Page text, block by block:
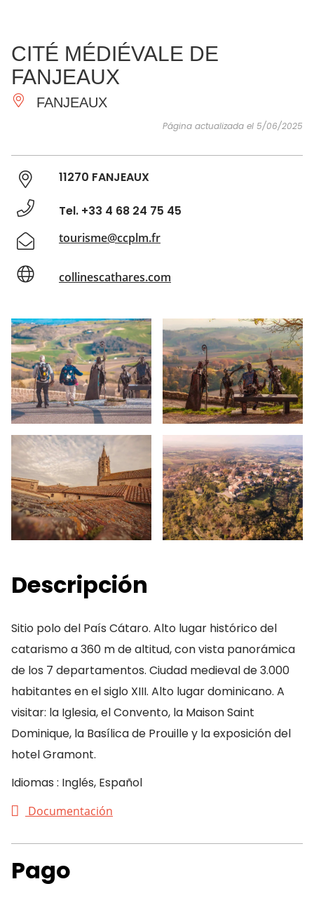
IMPRESCINDIBLES
HACER
INSPIRACIONES
CITÉ MÉDIÉVALE DE
FANJEAUX
FANJEAUX
Página actualizada el 5/06/2025
11270 FANJEAUX
Tel. +33 4 68 24 75 45
tourisme@ccplm.fr
collinescathares.com
Descripción
Sitio polo del País Cátaro. Alto lugar histórico del
catarismo a 360 m de altitud, con vista panorámica
de los 7 departamentos. Ciudad medieval de 3.000
habitantes en el siglo XIII. Alto lugar dominicano. A
visitar: la Iglesia, el Convento, la Maison Saint
Dominique, la Basílica de Prouille y la exposición del
hotel Gramont.
Idiomas : Inglés, Español
Documentación
Pago